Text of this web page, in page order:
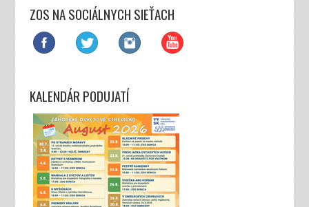
ZOS NA SOCIÁLNYCH SIEŤACH
KALENDÁR PODUJATÍ